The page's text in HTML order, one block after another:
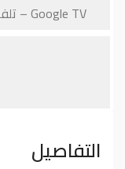
التفاصيل